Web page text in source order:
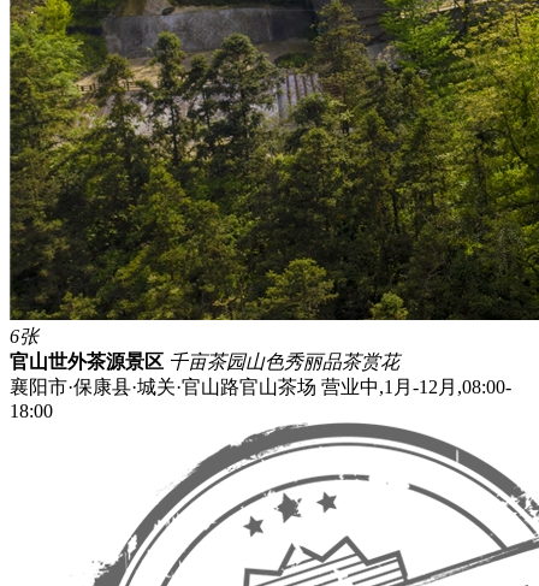
6张
官山世外茶源景区 千亩茶园山色秀丽品茶赏花
襄阳市·保康县·城关·官山路官山茶场 营业中,1月-12月,08:00-
18:00